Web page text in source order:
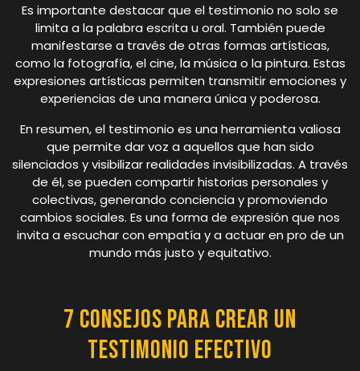
Es importante destacar que el testimonio no solo se
limita a la palabra escrita u oral. También puede
manifestarse a través de otras formas artísticas,
como la fotografía, el cine, la música o la pintura. Estas
expresiones artísticas permiten transmitir emociones y
experiencias de una manera única y poderosa.
En resumen, el testimonio es una herramienta valiosa
que permite dar voz a aquellos que han sido
silenciados y visibilizar realidades invisibilizadas. A través
de él, se pueden compartir historias personales y
colectivas, generando conciencia y promoviendo
cambios sociales. Es una forma de expresión que nos
invita a escuchar con empatía y a actuar en pro de un
mundo más justo y equitativo.
7 consejos para crear un
testimonio efectivo